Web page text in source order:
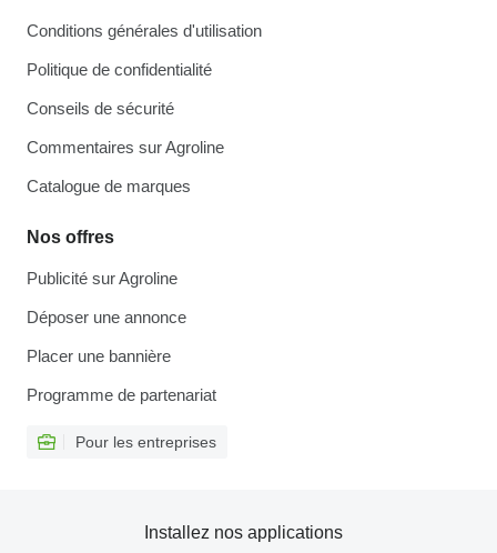
Conditions générales d'utilisation
Politique de confidentialité
Conseils de sécurité
Commentaires sur Agroline
Catalogue de marques
Nos offres
Publicité sur Agroline
Déposer une annonce
Placer une bannière
Programme de partenariat
Pour les entreprises
Installez nos applications